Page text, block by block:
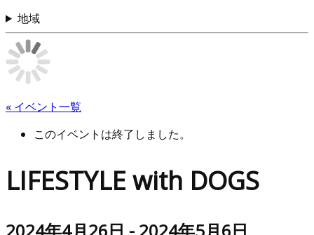
地域
« イベント一覧
このイベントは終了しました。
LIFESTYLE with DOGS
2024年4月26日 - 2024年5月6日